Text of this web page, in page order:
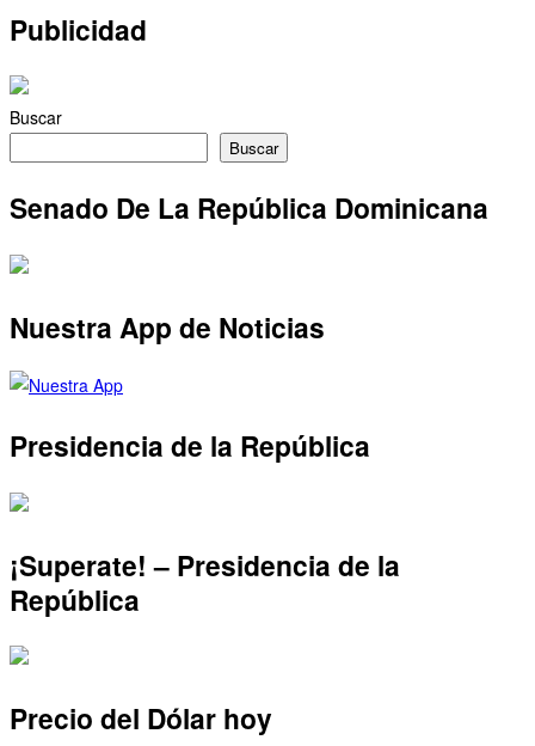
Publicidad
Buscar
Buscar
Senado De La República Dominicana
Nuestra App de Noticias
Presidencia de la República
¡Superate! – Presidencia de la
República
Precio del Dólar hoy